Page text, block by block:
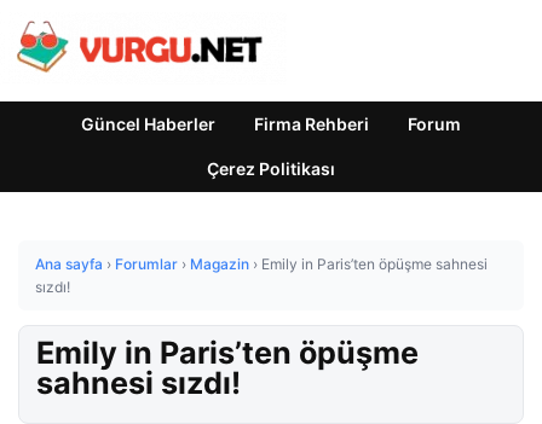
Güncel Haberler Firma Rehberi Forum
Çerez Politikası
Ana sayfa › Forumlar › Magazin › Emily in Paris’ten öpüşme sahnesi
sızdı!
Emily in Paris’ten öpüşme
sahnesi sızdı!